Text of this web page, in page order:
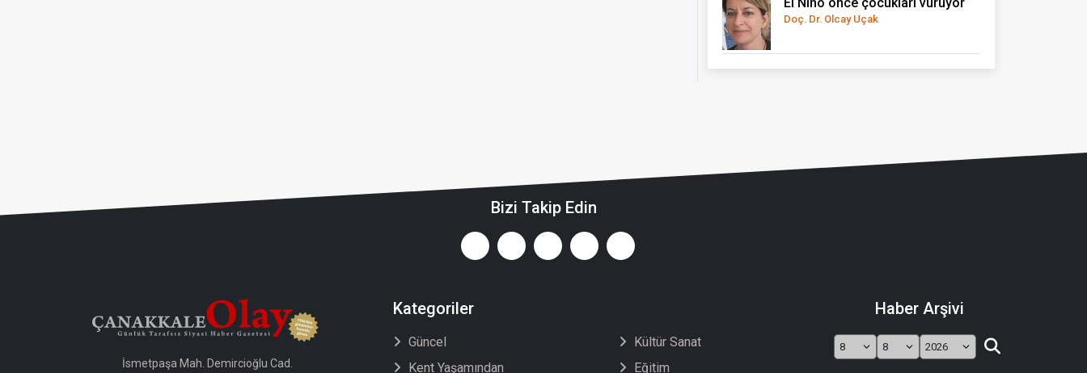
Doç. Dr. Olcay Uçak
Bizi Takip Edin
İsmetpaşa Mah. Demircioğlu Cad.
Kategoriler
Güncel
Kent Yaşamından
Kültür Sanat
Eğitim
Haber Arşivi